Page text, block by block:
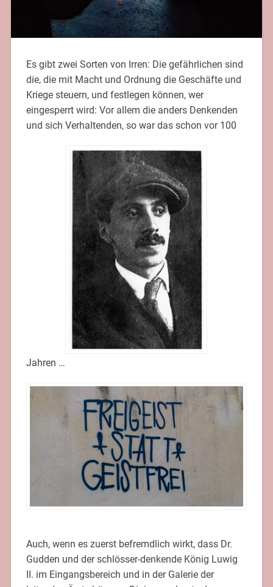
Es gibt zwei Sorten von Irren: Die gefährlichen sind
die, die mit Macht und Ordnung die Geschäfte und
Kriege steuern, und festlegen können, wer
eingesperrt wird: Vor allem die anders Denkenden
und sich Verhaltenden, so war das schon vor 100
Jahren …
Auch, wenn es zuerst befremdlich wirkt, dass Dr.
Gudden und der schlösser-denkende König Luwig
II. im Eingangsbereich und in der Galerie der